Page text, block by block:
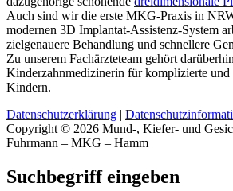
Auch sind wir die erste MKG-Praxis in
modernen 3D Implantat-Assistenz-System
zielgenauere Behandlung und schnellere
Zu unserem Fachärzteteam gehört
Kinderzahnmedizinerin für komplizierte und
Kindern.
Datenschutzerklärung |
Copyright © 2026 Mund-, Kiefer- und
Fuhrmann – MKG – Hamm
Suchbegriff eingeben